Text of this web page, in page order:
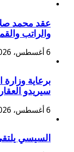
عقد محمد
والراتب
6 أغسطس، 2026
برعاية
سيريدو
6 أغسطس، 2026
السيسي